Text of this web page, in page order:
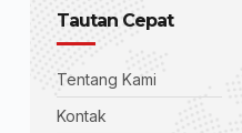
Tautan Cepat
Tentang Kami
Kontak